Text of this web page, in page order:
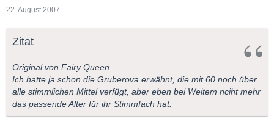
22. August 2007
Zitat
Original von Fairy Queen
Ich hatte ja schon die Gruberova erwähnt, die mit 60 noch über
alle stimmlichen Mittel verfügt, aber eben bei Weitem nciht mehr
das passende Alter für ihr Stimmfach hat.